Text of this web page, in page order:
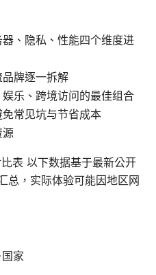
、隐私、性能四个维度进
牌逐一拆解
乐、跨境访问的最佳组合
常见坑与节省成本
源
表 以下数据基于最新公开
总，实际体验可能因地区网
家